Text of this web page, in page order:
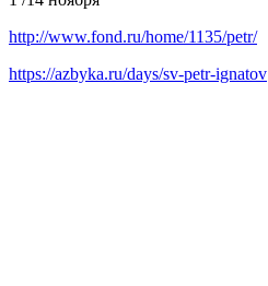
http://www.fond.ru/home/1135/petr/
https://azbyka.ru/days/sv-petr-ignatov